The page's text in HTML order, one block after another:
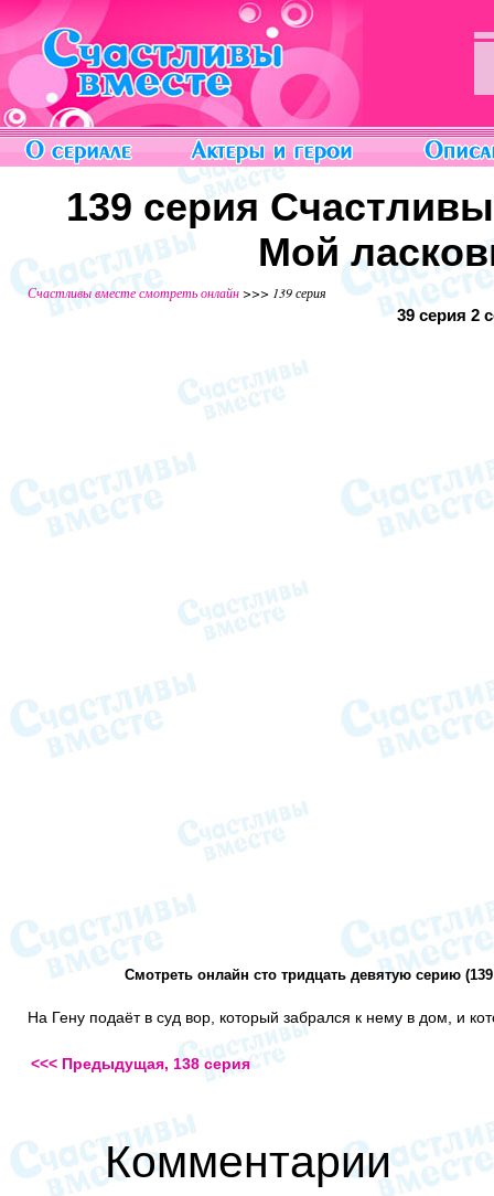
139 серия
Мой
Счастливы вместе смотреть онлайн>>> 139 серия
39 серия 2
Смотреть онлайн сто тридцать девятую серию
На Гену подаёт в суд вор, который забрался к нему в дом, и
<<< Предыдущая, 138 серия
Комментарии